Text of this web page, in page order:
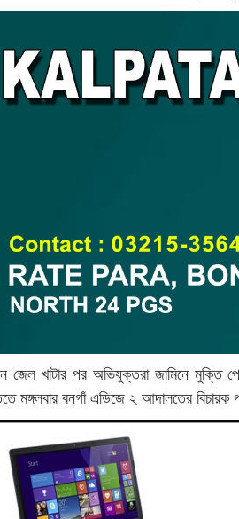
জেল খাটার পর অভিযুক্তরা জামিনে মুক্তি
মঙ্গলবার বনগাঁ এডিজে ২ আদালতের